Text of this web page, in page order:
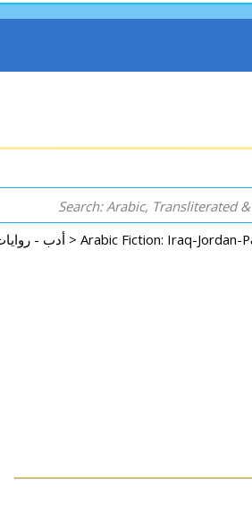
Arabic: Literature - Poetry - Fiction أدب - روايات - شعر - قصص >